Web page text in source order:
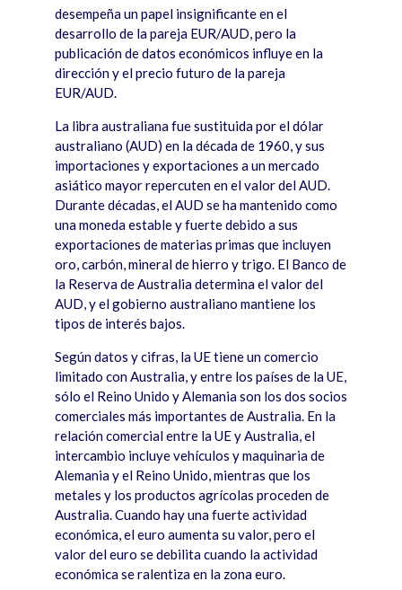
desempeña un papel insignificante en el
desarrollo de la pareja EUR/AUD, pero la
publicación de datos económicos influye en la
dirección y el precio futuro de la pareja
EUR/AUD.
La libra australiana fue sustituida por el dólar
australiano (AUD) en la década de 1960, y sus
importaciones y exportaciones a un mercado
asiático mayor repercuten en el valor del AUD.
Durante décadas, el AUD se ha mantenido como
una moneda estable y fuerte debido a sus
exportaciones de materias primas que incluyen
oro, carbón, mineral de hierro y trigo. El Banco de
la Reserva de Australia determina el valor del
AUD, y el gobierno australiano mantiene los
tipos de interés bajos.
Según datos y cifras, la UE tiene un comercio
limitado con Australia, y entre los países de la UE,
sólo el Reino Unido y Alemania son los dos socios
comerciales más importantes de Australia. En la
relación comercial entre la UE y Australia, el
intercambio incluye vehículos y maquinaria de
Alemania y el Reino Unido, mientras que los
metales y los productos agrícolas proceden de
Australia. Cuando hay una fuerte actividad
económica, el euro aumenta su valor, pero el
valor del euro se debilita cuando la actividad
económica se ralentiza en la zona euro.